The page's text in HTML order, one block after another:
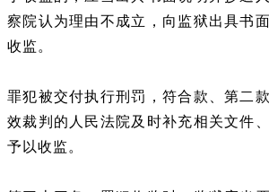
察院认为理由不成立，向监狱出具书
收监。
罪犯被交付执行刑罚，符合款、第二
效裁判的人民法院及时补充相关文件
予以收监。